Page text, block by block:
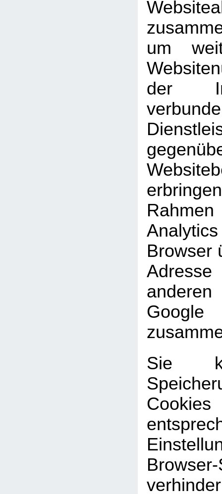
um
der
Browser
Google
Sie